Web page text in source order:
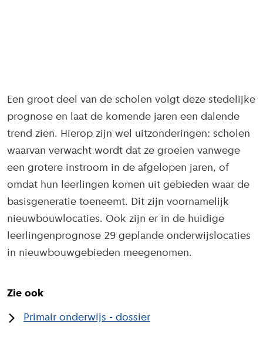
Een groot deel van de scholen volgt deze stedelijke
prognose en laat de komende jaren een dalende
trend zien. Hierop zijn wel uitzonderingen: scholen
waarvan verwacht wordt dat ze groeien vanwege
een grotere instroom in de afgelopen jaren, of
omdat hun leerlingen komen uit gebieden waar de
basisgeneratie toeneemt. Dit zijn voornamelijk
nieuwbouwlocaties. Ook zijn er in de huidige
leerlingenprognose 29 geplande onderwijslocaties
in nieuwbouwgebieden meegenomen.
Zie ook
Primair onderwijs - dossier